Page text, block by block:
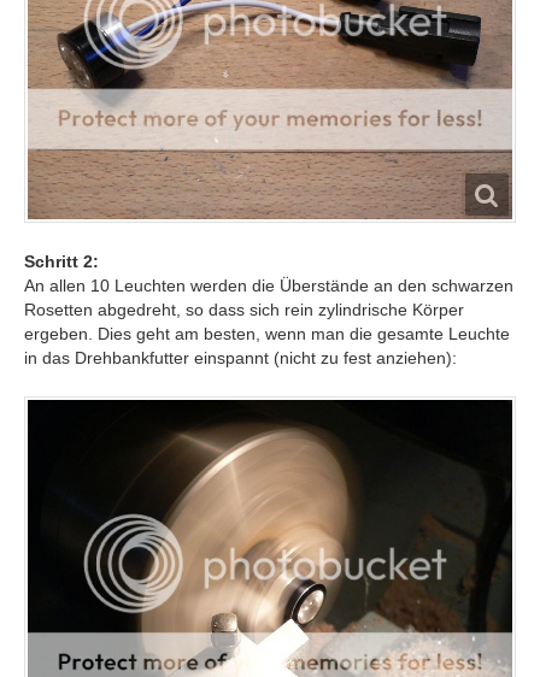
Schritt 2:
An allen 10 Leuchten werden die Überstände an den schwarzen
Rosetten abgedreht, so dass sich rein zylindrische Körper
ergeben. Dies geht am besten, wenn man die gesamte Leuchte
in das Drehbankfutter einspannt (nicht zu fest anziehen):